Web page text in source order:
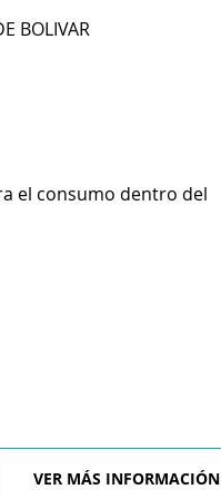
BOLIVAR
el consumo dentro del
VER MÁS INFORMACIÓN